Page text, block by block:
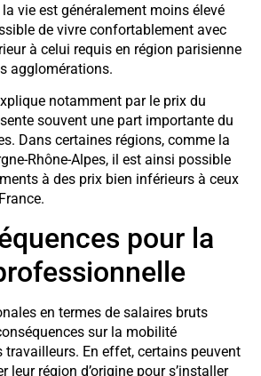
vie est généralement moins élevé
de vivre confortablement avec
à celui requis en région parisienne
agglomérations.
notamment par le prix du
souvent une part importante du
Dans certaines régions, comme la
Rhône-Alpes, il est ainsi possible
à des prix bien inférieurs à ceux
pour la
en termes de salaires bruts
sur la mobilité
travailleurs. En effet, certains peuvent
leur région d’origine pour s’installer